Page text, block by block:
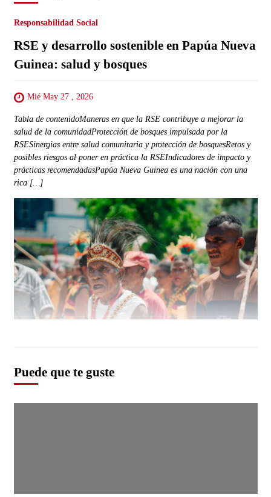
Responsabilidad Social
RSE y desarrollo sostenible en Papúa Nueva
Guinea: salud y bosques
Mié May 27 , 2026
Tabla de contenidoManeras en que la RSE contribuye a mejorar la
salud de la comunidadProtección de bosques impulsada por la
RSESinergias entre salud comunitaria y protección de bosquesRetos y
posibles riesgos al poner en práctica la RSEIndicadores de impacto y
prácticas recomendadasPapúa Nueva Guinea es una nación con una
rica […]
Puede que te guste